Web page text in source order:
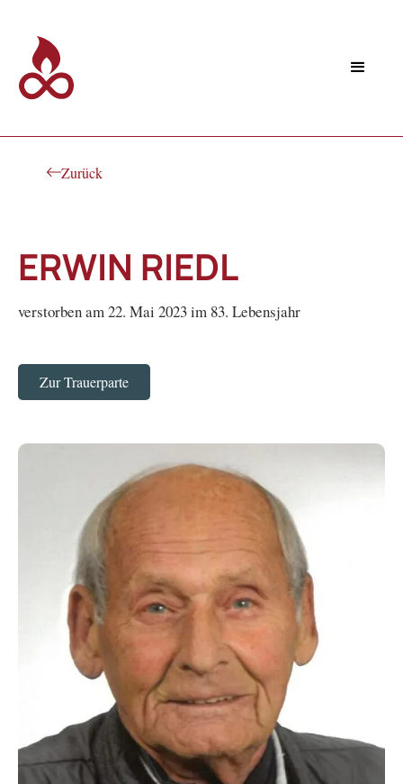
Zurück
ERWIN RIEDL
verstorben am 22. Mai 2023 im 83. Lebensjahr
Zur Trauerparte